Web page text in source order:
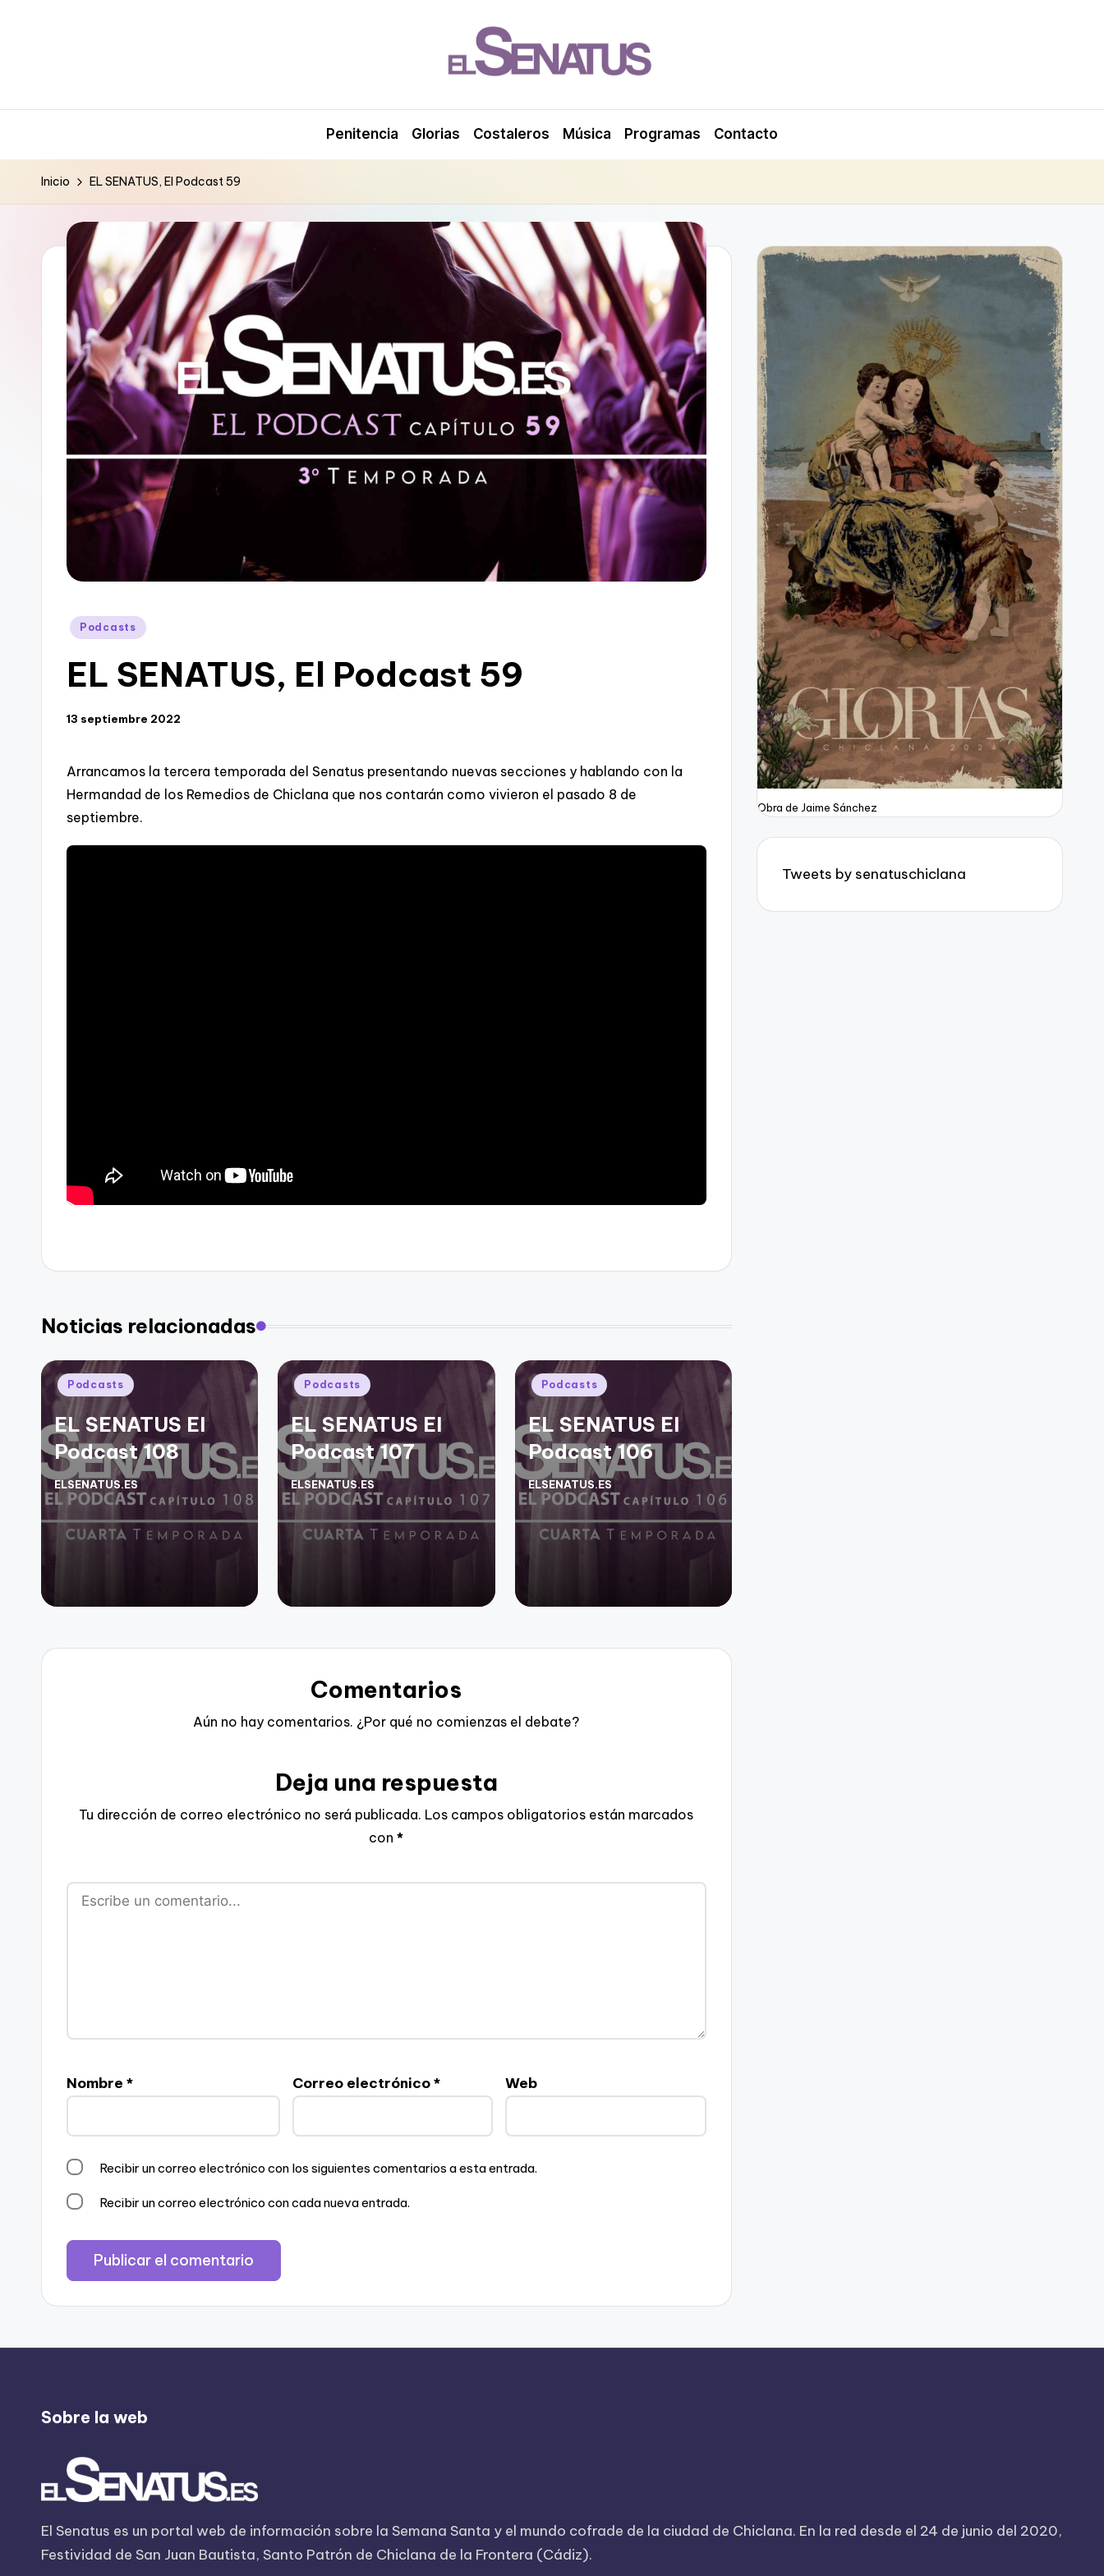
Penitencia Glorias Costaleros Música Programas Contacto
Inicio EL SENATUS, El Podcast 59
Publicado
Podcasts
EL SENATUS, El Podcast 59
13 septiembre 2022
Arrancamos la tercera temporada del Senatus presentando nuevas secciones y hablando con la
Hermandad de los Remedios de Chiclana que nos contarán como vivieron el pasado 8 de
septiembre.
Noticias relacionadas
Publicado
en
Podcasts
EL SENATUS El
Podcast 108
Publicado
por
ELSENATUS.ES
Publicado
en
Podcasts
EL SENATUS El
Podcast 107
Publicado
por
ELSENATUS.ES
Publicado
en
Podcasts
EL SENATUS El
Podcast 106
Publicado
por
ELSENATUS.ES
Comentarios
Aún no hay comentarios. ¿Por qué no comienzas el debate?
Deja una respuesta
Tu dirección de correo electrónico no será publicada. Los campos obligatorios están marcados
con*
Nombre * Correo electrónico* Web
Recibir un correo electrónico con los siguientes comentarios a esta entrada.
Recibir un correo electrónico con cada nueva entrada.
Obra de Jaime Sánchez
Tweets by senatuschiclana
Sobre la web
El Senatus es un portal web de información sobre la Semana Santa y el mundo cofrade de la ciudad de Chiclana. En la red desde el 24 de junio del 2020,
Festividad de San Juan Bautista, Santo Patrón de Chiclana de la Frontera (Cádiz).